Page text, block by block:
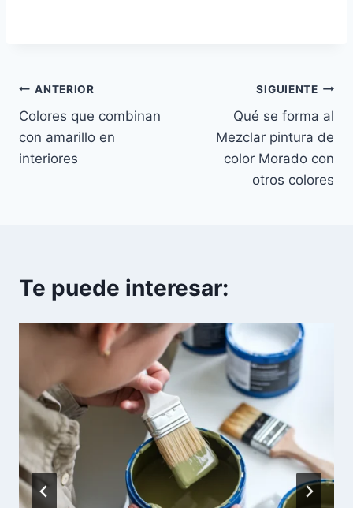
Navegación
de
entradas
ANTERIOR
Colores que combinan
con amarillo en
interiores
SIGUIENTE
Qué se forma al
Mezclar pintura de
color Morado con
otros colores
Te puede interesar: